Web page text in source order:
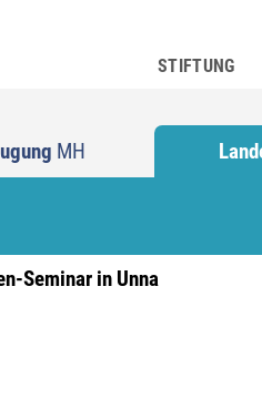
STIFTUNG
MH
Seminar in Unna